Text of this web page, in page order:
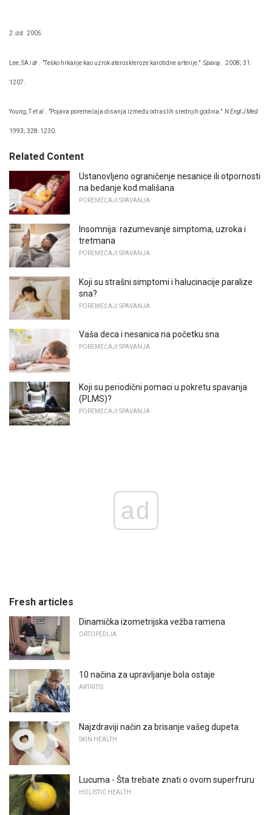
2. izd. 2005.
Lee, SAi dr. "Teško hrkanje kao uzrok ateroskleroze karotidne arterije." Spavaj. 2008; 31:
1207.
Young, Tet al. "Pojava poremećaja disanja između odraslih srednjih godina." N Engl J Med
1993; 328: 1230.
Related Content
Ustanovljeno ograničenje nesanice ili otpornosti
na bedanje kod mališana
POREMEĆAJI SPAVANJA
Insomnija: razumevanje simptoma, uzroka i
tretmana
POREMEĆAJI SPAVANJA
Koji su strašni simptomi i halucinacije paralize
sna?
POREMEĆAJI SPAVANJA
Vaša deca i nesanica na početku sna
POREMEĆAJI SPAVANJA
Koji su periodični pomaci u pokretu spavanja
(PLMS)?
POREMEĆAJI SPAVANJA
ad
Fresh articles
Dinamička izometrijska vežba ramena
ORTOPEDIJA
10 načina za upravljanje bola ostaje
ARTRITIS
Najzdraviji način za brisanje vašeg dupeta
SKIN HEALTH
Lucuma - Šta trebate znati o ovom superfruru
HOLISTIC HEALTH